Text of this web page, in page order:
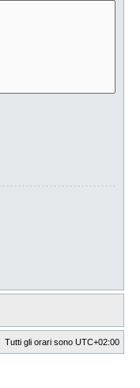
Tutti gli orari sono UTC+02:00